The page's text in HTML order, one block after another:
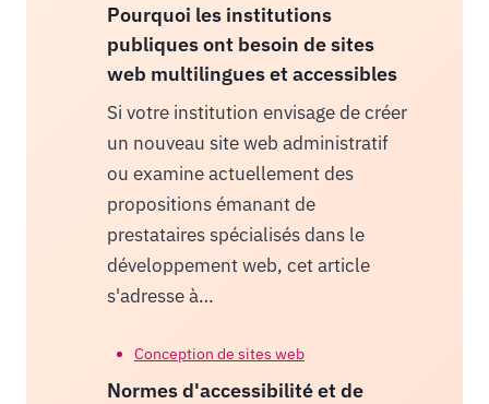
Pourquoi les institutions
publiques ont besoin de sites
web multilingues et accessibles
Si votre institution envisage de créer
un nouveau site web administratif
ou examine actuellement des
propositions émanant de
prestataires spécialisés dans le
développement web, cet article
s'adresse à…
Conception de sites web
Normes d'accessibilité et de